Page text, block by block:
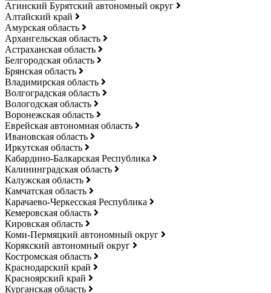
Агинский Бурятский автономный округ
Алтайский край
Амурская область
Архангельская область
Астраханская область
Белгородская область
Брянская область
Владимирская область
Волгоградская область
Вологодская область
Воронежская область
Еврейская автономная область
Ивановская область
Иркутская область
Кабардино-Балкарская Республика
Калининградская область
Калужская область
Камчатская область
Карачаево-Черкесская Республика
Кемеровская область
Кировская область
Коми-Пермяцкий автономный округ
Корякский автономный округ
Костромская область
Краснодарский край
Красноярский край
Курганская область